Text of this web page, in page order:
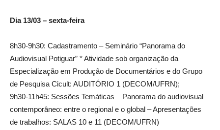
Dia 13/03 – sexta-feira
8h30-9h30: Cadastramento – Seminário “Panorama do
Audiovisual Potiguar” * Atividade sob organização da
Especialização em Produção de Documentários e do Grupo
de Pesquisa Cicult: AUDITÓRIO 1 (DECOM/UFRN);
9h30-11h45: Sessões Temáticas – Panorama do audiovisual
contemporâneo: entre o regional e o global – Apresentações
de trabalhos: SALAS 10 e 11 (DECOM/UFRN)